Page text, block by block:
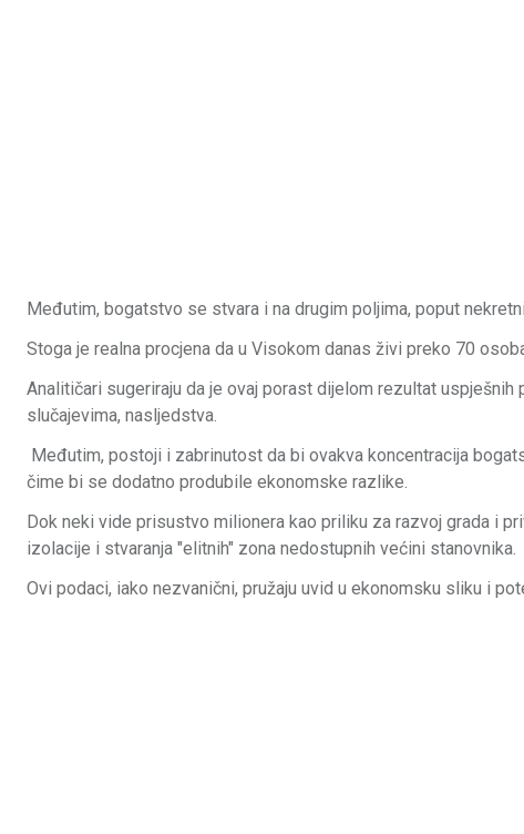
Međutim, bogatstvo se stvara i na drugim poljima, poput
Stoga je realna procjena da u Visokom danas živi preko 70
Analitičari sugeriraju da je ovaj porast dijelom rezultat
slučajevima, nasljedstva.
Međutim, postoji i zabrinutost da bi ovakva koncentracija
čime bi se dodatno produbile ekonomske razlike.
Dok neki vide prisustvo milionera kao priliku za razvoj grada i
izolacije i stvaranja "elitnih" zona nedostupnih većini stanovnika.
Ovi podaci, iako nezvanični, pružaju uvid u ekonomsku sliku i